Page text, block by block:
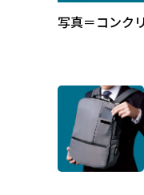
写真＝コンク